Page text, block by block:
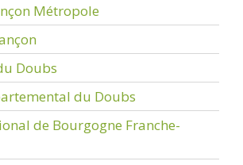
Métropole
Doubs
du Doubs
de Bourgogne Franche-